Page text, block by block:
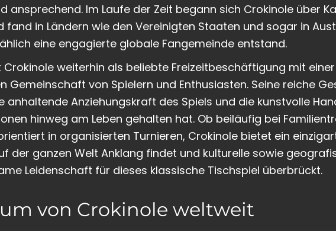
ansprechend. Im Laufe der Zeit begann sich Crokinole über
fand in Ländern wie den Vereinigten Staaten und sogar in
eine engagierte globale Fangemeinde entstand.
Crokinole weiterhin als beliebte Freizeitbeschäftigung mit
Gemeinschaft von Spielern und Enthusiasten. Seine reiche
anhaltende Anziehungskraft des Spiels und die kunstvolle
hinweg am Leben gehalten hat. Ob beiläufig bei
in organisierten Turnieren, Crokinole bietet ein
der ganzen Welt Anklang findet und kulturelle sowie
Leidenschaft für dieses klassische Tischspiel überbrückt.
von Crokinole weltweit